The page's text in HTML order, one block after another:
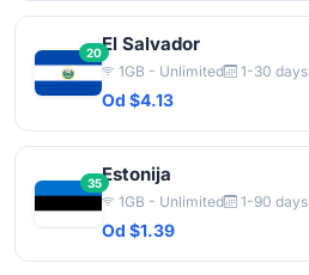
20El Salvador
1GB - Unlimited 1-30 days
Od $4.13
35Estonija
1GB - Unlimited 1-90 days
Od $1.39